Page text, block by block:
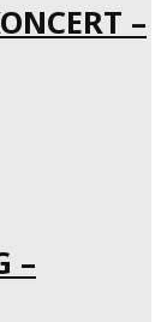
–
–